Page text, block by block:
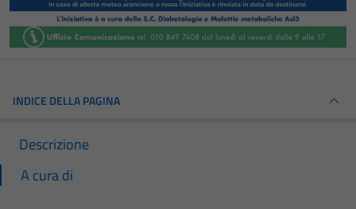
INDICE DELLA PAGINA
Descrizione
A cura di